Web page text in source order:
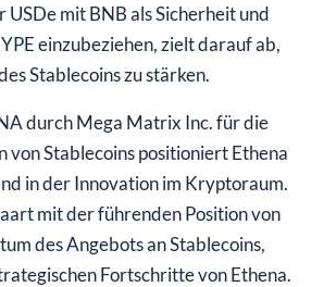
USDe mit BNB als Sicherheit und
einzubeziehen, zielt darauf ab,
Stablecoins zu stärken.
durch Mega Matrix Inc. für die
von Stablecoins positioniert Ethena
in der Innovation im Kryptoraum.
mit der führenden Position von
des Angebots an Stablecoins,
Fortschritte von Ethena.